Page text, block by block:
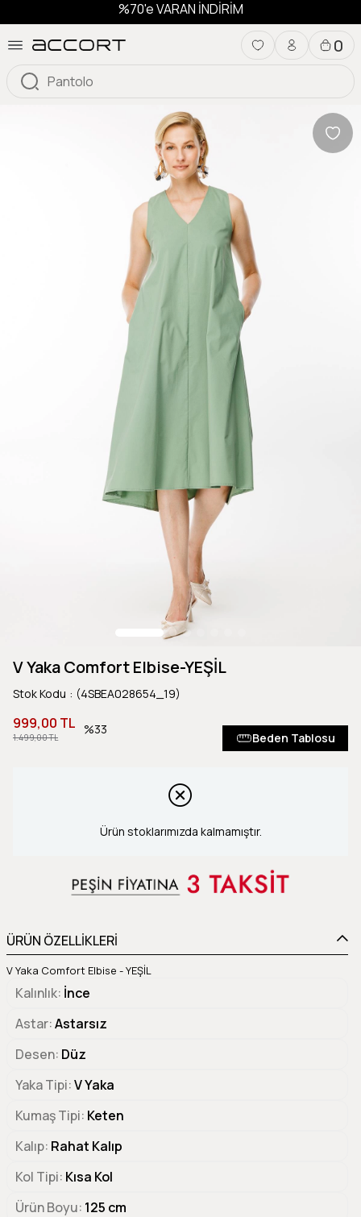
%70'e VARAN İNDİRİM
0
V Yaka Comfort Elbise-YEŞİL
Stok Kodu (4SBEA028654_19)
1.499,00 TL
999,00 TL 33
Beden Tablosu
Ürün stoklarımızda kalmamıştır.
ÜRÜN ÖZELLİKLERİ
V Yaka Comfort Elbise - YEŞİL
Kalınlık İnce
Astar Astarsız
Desen Düz
Yaka Tipi V Yaka
Kumaş Tipi Keten
Kalıp Rahat Kalıp
Kol Tipi Kısa Kol
Ürün Boyu 125 cm